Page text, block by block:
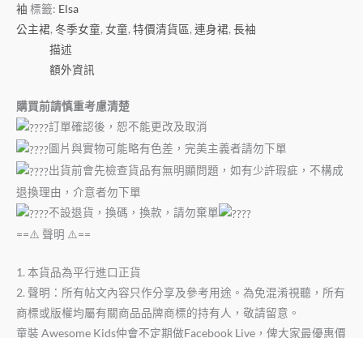
袖 標籤: Elsa
公主裙, 冬季女童, 女童, 特價清貨區, 連身裙, 長袖
描述
額外資訊
購買前請慎重考慮清楚
訂單確認後，恕不能更改及取消
圖片與實物可能略有色差，完美主義者請勿下單
出貨前會先檢查貨品有無明顯問題，如有少許瑕疵，不構成
退換理由，介意者勿下單
不設退貨，換碼，換款，請勿棄單
==⚠️ 聲明 ⚠️==
1. 本貨品為平行進口正貨
2. 聲明：所有帖文內容只作分享及參考用途。為免混淆視聽，所有
商標或版權均屬有關商品品牌商標的持有人，敬請留意。
童裝 Awesome Kids仲會不定期做Facebook Live ，俾大家最優惠價